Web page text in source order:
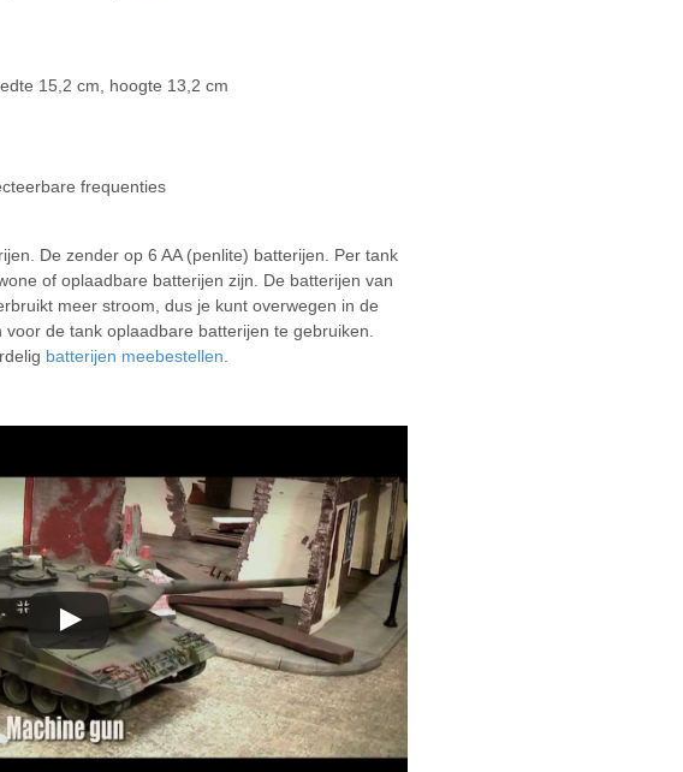
15,2 cm, hoogte 13,2 cm
frequenties
De zender op 6 AA (penlite) batterijen. Per tank
of oplaadbare batterijen zijn. De batterijen van
meer stroom, dus je kunt overwegen in de
de tank oplaadbare batterijen te gebruiken.
batterijen meebestellen